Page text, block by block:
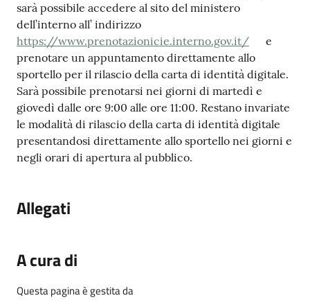
sarà possibile accedere al sito del ministero
dell’interno all’ indirizzo
https://www.prenotazionicie.interno.gov.it/
e
prenotare un appuntamento direttamente allo
sportello per il rilascio della carta di identità digitale.
Sarà possibile prenotarsi nei giorni di martedì e
giovedì dalle ore 9:00 alle ore 11:00. Restano invariate
le modalità di rilascio della carta di identità digitale
presentandosi direttamente allo sportello nei giorni e
negli orari di apertura al pubblico.
Allegati
A cura di
Questa pagina è gestita da